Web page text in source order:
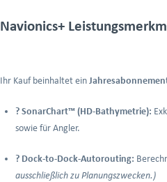
Navionics+
Ihr Kauf beinhaltet ein
? SonarChart™ (HD-Bathymetrie):
sowie für Angler.
? Dock-to-Dock-Autorouting:
ausschließlich zu Planungszwecken.)